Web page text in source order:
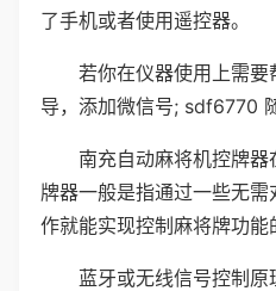
了手机或者使用遥控器。
若你在仪器使用上需
导，添加微信号; sdf6770
南充自动麻将机控牌
牌器一般是指通过一些无
作就能实现控制麻将牌功能
蓝牙或无线信号控制